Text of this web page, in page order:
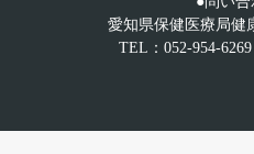
愛知県保健医療局健
TEL：052-954-